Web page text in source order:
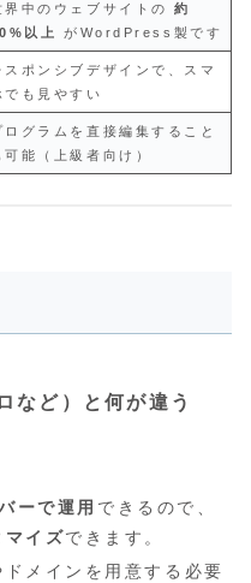
界中のウェブサイトの約
以上
がWordPress製です
スポンシブデザインで、スマ
でも見やすい
ログラムを直接編集すること
可能（上級者向け）
など）と何が違う
ーで運用 できるので、
マイズできます。
メインを用意する必要